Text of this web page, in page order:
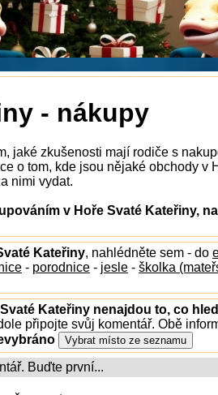
- nákupy
jaké zkušenosti mají rodiče s
o tom, kde jsou nějaké obchody v
nimi vydat.
v Hoře Svaté Kateřiny,
Kateřiny, nahlédněte sem - do
- porodnice - jesle - školka
Kateřiny nenajdou to, co
připojte svůj komentář. Obě
Buďte první...